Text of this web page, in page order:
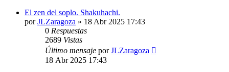
El zen del soplo. Shakuhachi.
porJLZaragoza » 18 Abr 2025 17:43
0 Respuestas
2689 Vistas
Último mensaje porJLZaragoza
18 Abr 2025 17:43